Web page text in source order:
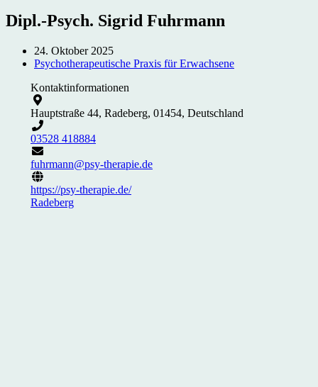
Dipl.-Psych. Sigrid Fuhrmann
24. Oktober 2025
Psychotherapeutische Praxis für Erwachsene
Kontaktinformationen
Hauptstraße 44, Radeberg, 01454, Deutschland
03528 418884
fuhrmann@psy-therapie.de
https://psy-therapie.de/
Radeberg